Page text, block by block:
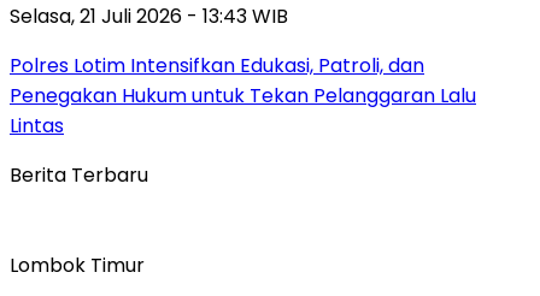
Selasa, 21 Juli 2026 - 13:43 WIB
Polres Lotim Intensifkan Edukasi, Patroli, dan
Penegakan Hukum untuk Tekan Pelanggaran Lalu
Lintas
Berita Terbaru
Lombok Timur